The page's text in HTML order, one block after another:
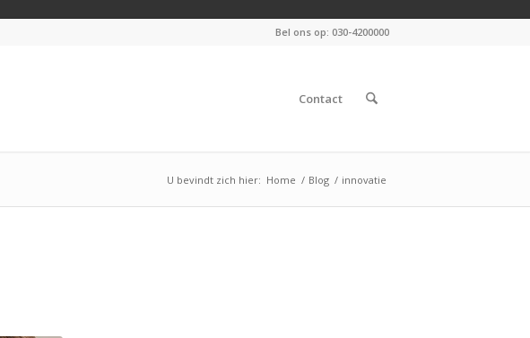
Bel ons op: 030-4200000
Contact
U bevindt zich hier: Home / Blog / innovatie